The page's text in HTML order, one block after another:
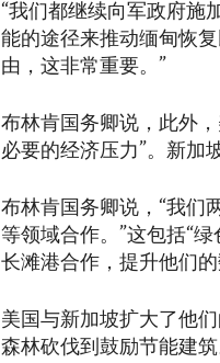
“我们都继续向军政府施
能的途径来推动缅甸恢
由，这非常重要。”
布林肯国务卿说，此外
必要的经济压力”。新加
布林肯国务卿说，“我们
等领域合作。”这包括“
长滩港合作，提升他们
美国与新加坡扩大了他
森林砍伐到鼓励节能建